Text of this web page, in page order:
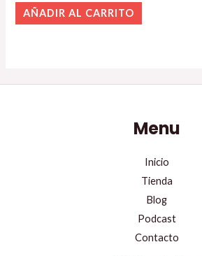
AÑADIR AL CARRITO
Menu
Inicio
Tienda
Blog
Podcast
Contacto